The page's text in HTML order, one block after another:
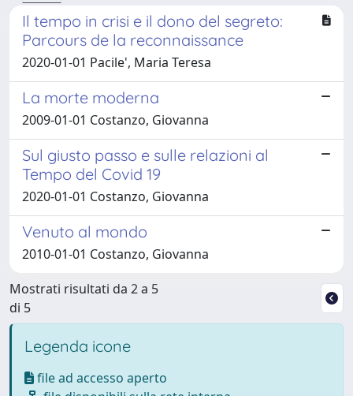
Il tempo in crisi e il dono del segreto:
Parcours de la reconnaissance
2020-01-01 Pacile', Maria Teresa
La morte moderna
2009-01-01 Costanzo, Giovanna
Sul giusto passo e sulle relazioni al
Tempo del Covid 19
2020-01-01 Costanzo, Giovanna
Venuto al mondo
2010-01-01 Costanzo, Giovanna
Mostrati risultati da 2 a 5
di 5
Legenda icone
file ad accesso aperto